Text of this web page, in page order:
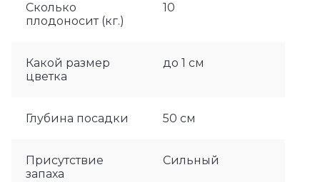
Сколько
плодоносит (кг.)
10
Какой размер
цветка
до 1 см
Глубина посадки 50 см
Присутствие
запаха
Сильный